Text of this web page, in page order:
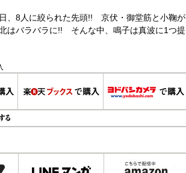
、8人に絞られた先頭!! 京伏・御堂筋と小鞠が
はバラバラに!! そんな中、鳴子は真波に1つ提